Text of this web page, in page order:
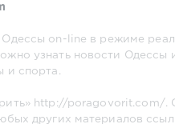
on-line в режиме
узнать новости
и спорта.
http://poragovorit.com/ .
других материалов